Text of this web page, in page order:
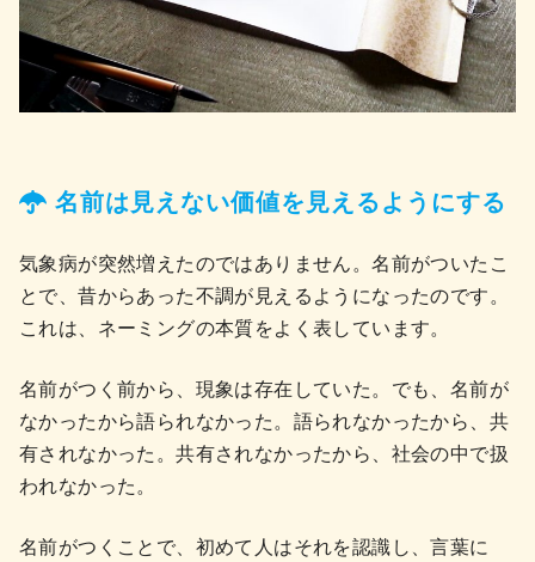
名前は見えない価値を見えるようにする
気象病が突然増えたのではありません。名前がついたこ
とで、昔からあった不調が見えるようになったのです。
これは、ネーミングの本質をよく表しています。
名前がつく前から、現象は存在していた。でも、名前が
なかったから語られなかった。語られなかったから、共
有されなかった。共有されなかったから、社会の中で扱
われなかった。
名前がつくことで、初めて人はそれを認識し、言葉に